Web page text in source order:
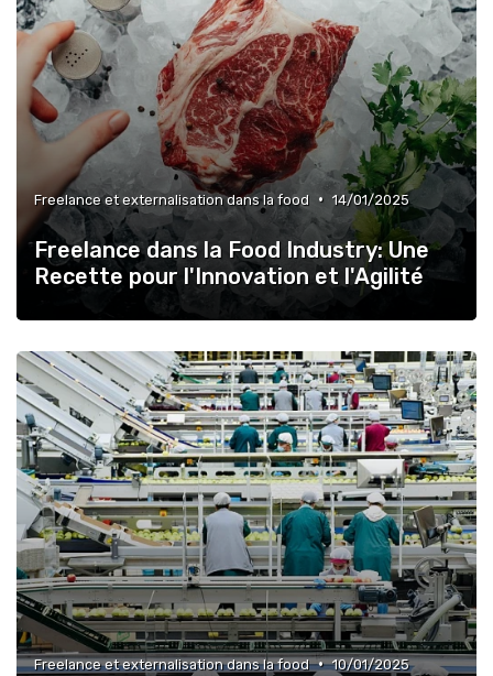
Freelance et externalisation dans la food • 14/01/2025
Freelance dans la Food Industry: Une
Recette pour l'Innovation et l'Agilité
Freelance et externalisation dans la food • 10/01/2025